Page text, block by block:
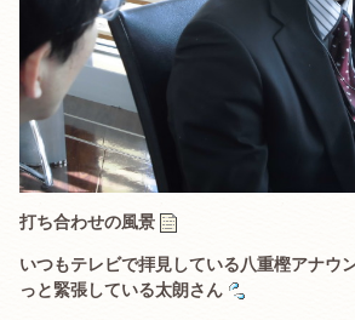
打ち合わせの風景
いつもテレビで拝見している八重樫アナウ
っと緊張している太朗さん